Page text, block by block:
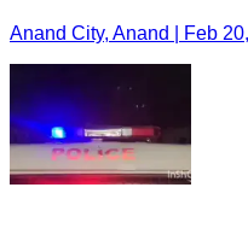
Anand City, Anand | Feb